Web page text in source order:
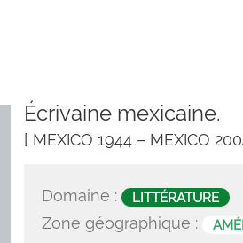
Écrivaine mexicaine.
[ MEXICO 1944 – MEXICO
Domaine : LITTÉRATURE
Zone géographique :